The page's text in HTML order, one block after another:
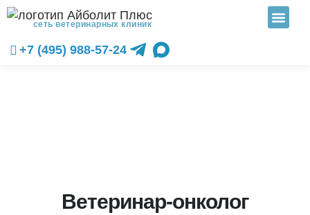
сеть ветеринарных клиник
+7 (495) 988-57-24
Ветеринар-онколог